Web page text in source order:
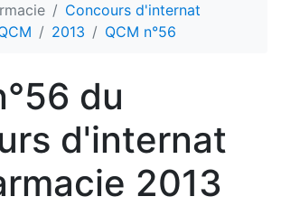
Concours d'internat
2013 QCM n°56
du
d'internat
2013